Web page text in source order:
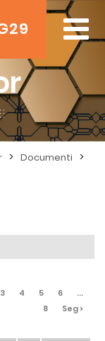
> Documenti >
3 4 5 6
...
8
Seg >